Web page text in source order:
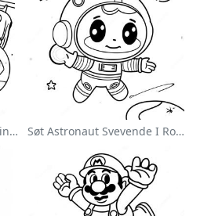
Sonic Speedster Fargeleggingsside Søt Astronaut Svevende I Rommet Fargeleggingsside